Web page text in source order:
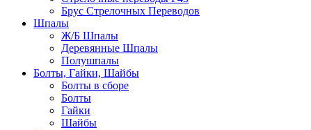
Брус Стрелочных Переводов
Шпалы
Ж/Б Шпалы
Деревянные Шпалы
Полушпалы
Болты, Гайки, Шайбы
Болты в сборе
Болты
Гайки
Шайбы